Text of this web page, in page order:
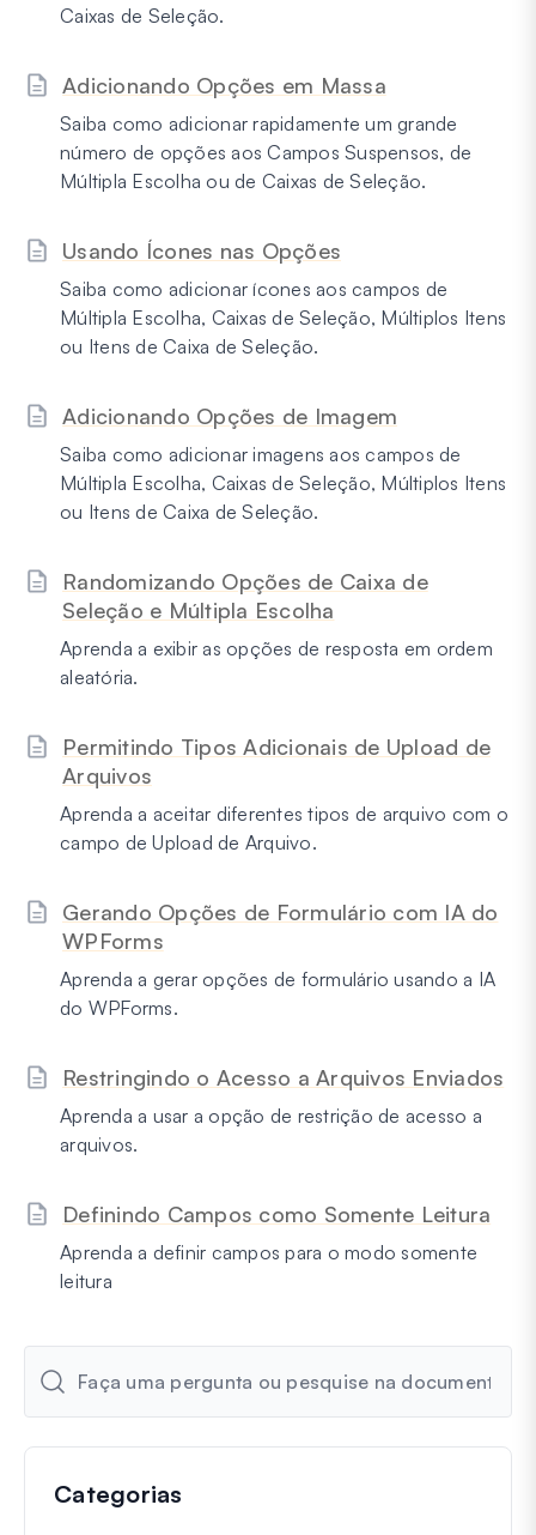
Caixas de Seleção.
Adicionando Opções em Massa
Saiba como adicionar rapidamente um grande
número de opções aos Campos Suspensos, de
Múltipla Escolha ou de Caixas de Seleção.
Usando Ícones nas Opções
Saiba como adicionar ícones aos campos de
Múltipla Escolha, Caixas de Seleção, Múltiplos Itens
ou Itens de Caixa de Seleção.
Adicionando Opções de Imagem
Saiba como adicionar imagens aos campos de
Múltipla Escolha, Caixas de Seleção, Múltiplos Itens
ou Itens de Caixa de Seleção.
Randomizando Opções de Caixa de
Seleção e Múltipla Escolha
Aprenda a exibir as opções de resposta em ordem
aleatória.
Permitindo Tipos Adicionais de Upload de
Arquivos
Aprenda a aceitar diferentes tipos de arquivo com o
campo de Upload de Arquivo.
Gerando Opções de Formulário com IA do
WPForms
Aprenda a gerar opções de formulário usando a IA
do WPForms.
Restringindo o Acesso a Arquivos Enviados
Aprenda a usar a opção de restrição de acesso a
arquivos.
Definindo Campos como Somente Leitura
Aprenda a definir campos para o modo somente
leitura
Categorias